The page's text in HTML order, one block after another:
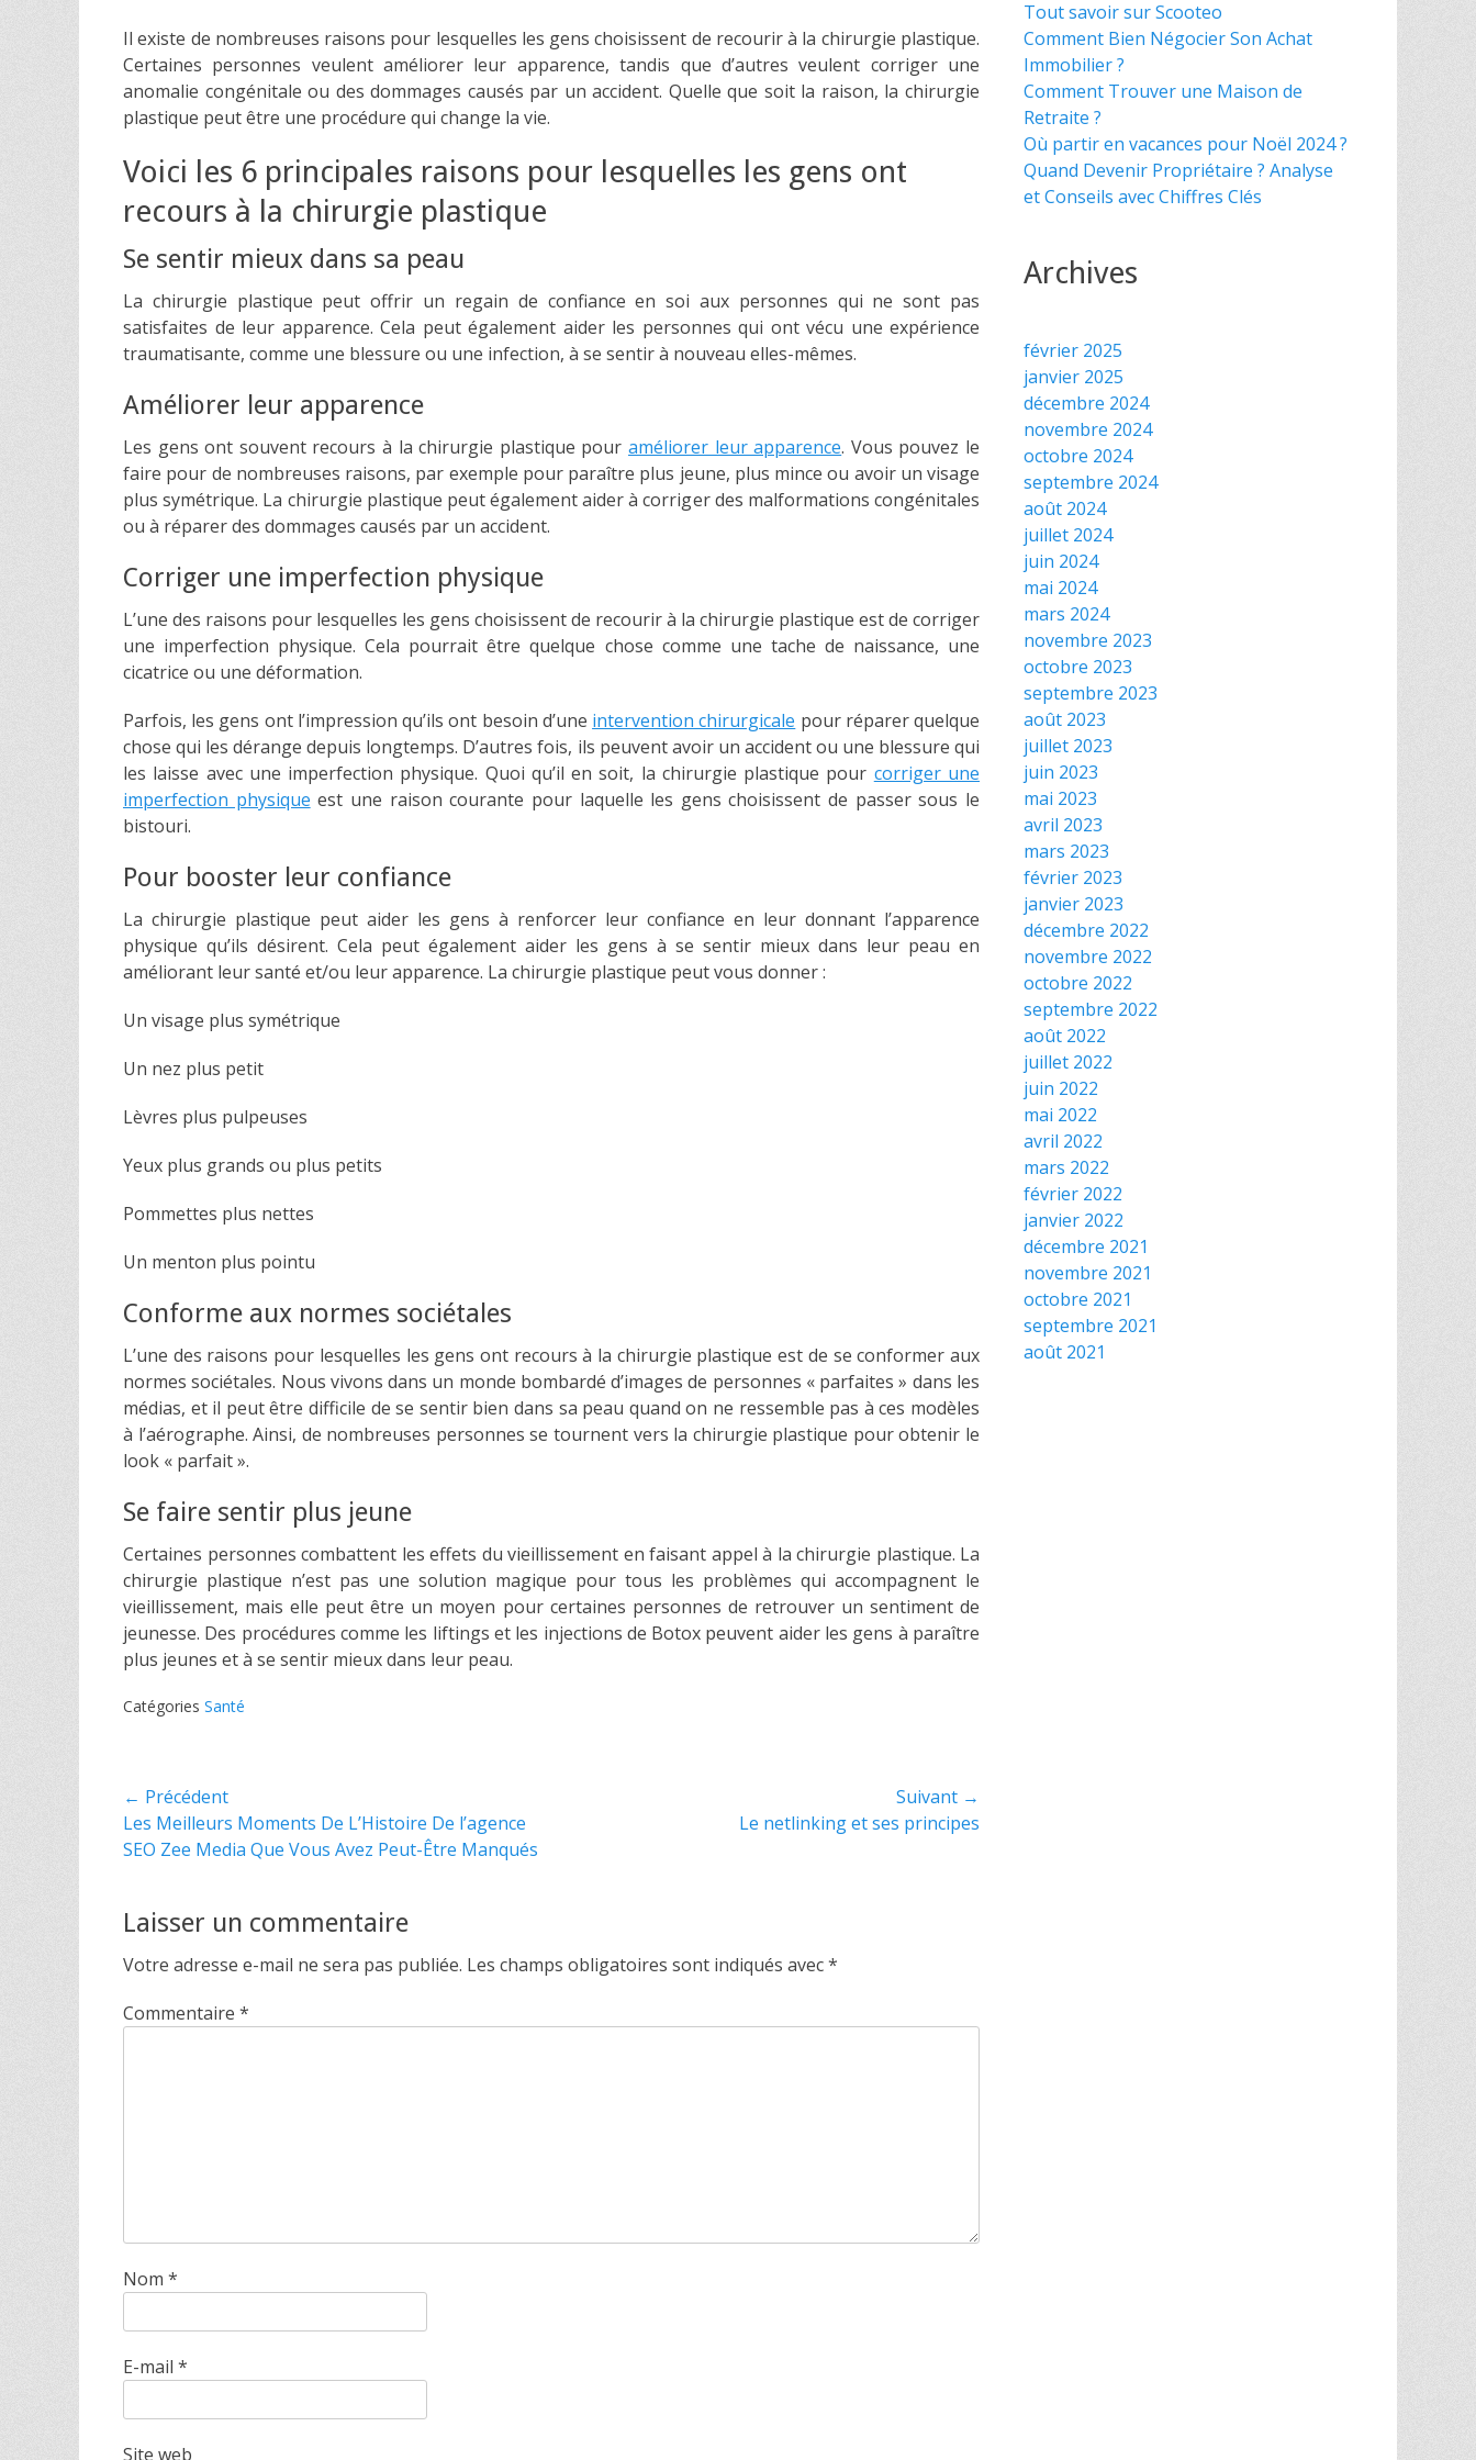
Il existe de nombreuses raisons pour lesquelles les gens choisissent de recourir à la chirurgie plastique.
Certaines personnes veulent améliorer leur apparence, tandis que d’autres veulent corriger une
anomalie congénitale ou des dommages causés par un accident. Quelle que soit la raison, la chirurgie
plastique peut être une procédure qui change la vie.
Voici les 6 principales raisons pour lesquelles les gens ont
recours à la chirurgie plastique
Se sentir mieux dans sa peau
La chirurgie plastique peut offrir un regain de confiance en soi aux personnes qui ne sont pas
satisfaites de leur apparence. Cela peut également aider les personnes qui ont vécu une expérience
traumatisante, comme une blessure ou une infection, à se sentir à nouveau elles-mêmes.
Améliorer leur apparence
Les gens ont souvent recours à la chirurgie plastique pour améliorer leur apparence. Vous pouvez le
faire pour de nombreuses raisons, par exemple pour paraître plus jeune, plus mince ou avoir un visage
plus symétrique. La chirurgie plastique peut également aider à corriger des malformations congénitales
ou à réparer des dommages causés par un accident.
Corriger une imperfection physique
L’une des raisons pour lesquelles les gens choisissent de recourir à la chirurgie plastique est de corriger
une imperfection physique. Cela pourrait être quelque chose comme une tache de naissance, une
cicatrice ou une déformation.
Parfois, les gens ont l’impression qu’ils ont besoin d’une intervention chirurgicale pour réparer quelque
chose qui les dérange depuis longtemps. D’autres fois, ils peuvent avoir un accident ou une blessure qui
les laisse avec une imperfection physique. Quoi qu’il en soit, la chirurgie plastique pour corriger une
imperfection physique est une raison courante pour laquelle les gens choisissent de passer sous le
bistouri.
Pour booster leur confiance
La chirurgie plastique peut aider les gens à renforcer leur confiance en leur donnant l’apparence
physique qu’ils désirent. Cela peut également aider les gens à se sentir mieux dans leur peau en
améliorant leur santé et/ou leur apparence. La chirurgie plastique peut vous donner :
Un visage plus symétrique
Un nez plus petit
Lèvres plus pulpeuses
Yeux plus grands ou plus petits
Pommettes plus nettes
Un menton plus pointu
Conforme aux normes sociétales
L’une des raisons pour lesquelles les gens ont recours à la chirurgie plastique est de se conformer aux
normes sociétales. Nous vivons dans un monde bombardé d’images de personnes « parfaites » dans les
médias, et il peut être difficile de se sentir bien dans sa peau quand on ne ressemble pas à ces modèles
à l’aérographe. Ainsi, de nombreuses personnes se tournent vers la chirurgie plastique pour obtenir le
look « parfait ».
Se faire sentir plus jeune
Certaines personnes combattent les effets du vieillissement en faisant appel à la chirurgie plastique. La
chirurgie plastique n’est pas une solution magique pour tous les problèmes qui accompagnent le
vieillissement, mais elle peut être un moyen pour certaines personnes de retrouver un sentiment de
jeunesse. Des procédures comme les liftings et les injections de Botox peuvent aider les gens à paraître
plus jeunes et à se sentir mieux dans leur peau.
Catégories Santé
Navigation
de
← Précédent
Article
précédent :
Les Meilleurs Moments De L’Histoire De l’agence
SEO Zee Media Que Vous Avez Peut-Être Manqués
Suivant →
Le netlinking et ses principes
Laisser un commentaire
Votre adresse e-mail ne sera pas publiée. Les champs obligatoires sont indiqués avec*
Commentaire *
Nom *
E-mail *
Site web
Tout savoir sur Scooteo
Comment Bien Négocier Son Achat
Immobilier ?
Comment Trouver une Maison de
Retraite ?
Où partir en vacances pour Noël 2024 ?
Quand Devenir Propriétaire ? Analyse
et Conseils avec Chiffres Clés
Archives
février 2025
janvier 2025
décembre 2024
novembre 2024
octobre 2024
septembre 2024
août 2024
juillet 2024
juin 2024
mai 2024
mars 2024
novembre 2023
octobre 2023
septembre 2023
août 2023
juillet 2023
juin 2023
mai 2023
avril 2023
mars 2023
février 2023
janvier 2023
décembre 2022
novembre 2022
octobre 2022
septembre 2022
août 2022
juillet 2022
juin 2022
mai 2022
avril 2022
mars 2022
février 2022
janvier 2022
décembre 2021
novembre 2021
octobre 2021
septembre 2021
août 2021